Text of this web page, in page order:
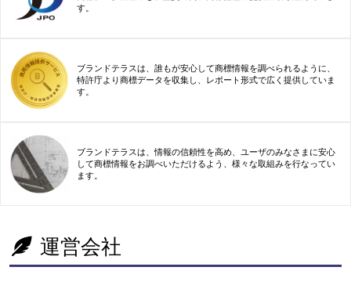
す。
ブランドテラスは、誰もが安心して商標情報を調べられるように、
特許庁より商標データを収集し、レポート形式で広く提供していま
す。
ブランドテラスは、情報の信頼性を高め、ユーザのみなさまに安心
して商標情報をお調べいただけるよう、様々な取組みを行なってい
ます。
運営会社